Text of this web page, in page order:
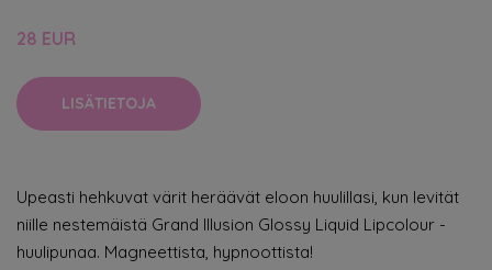
28 EUR
LISÄTIETOJA
Upeasti hehkuvat värit heräävät eloon huulillasi, kun levität
niille nestemäistä Grand Illusion Glossy Liquid Lipcolour -
huulipunaa. Magneettista, hypnoottista!